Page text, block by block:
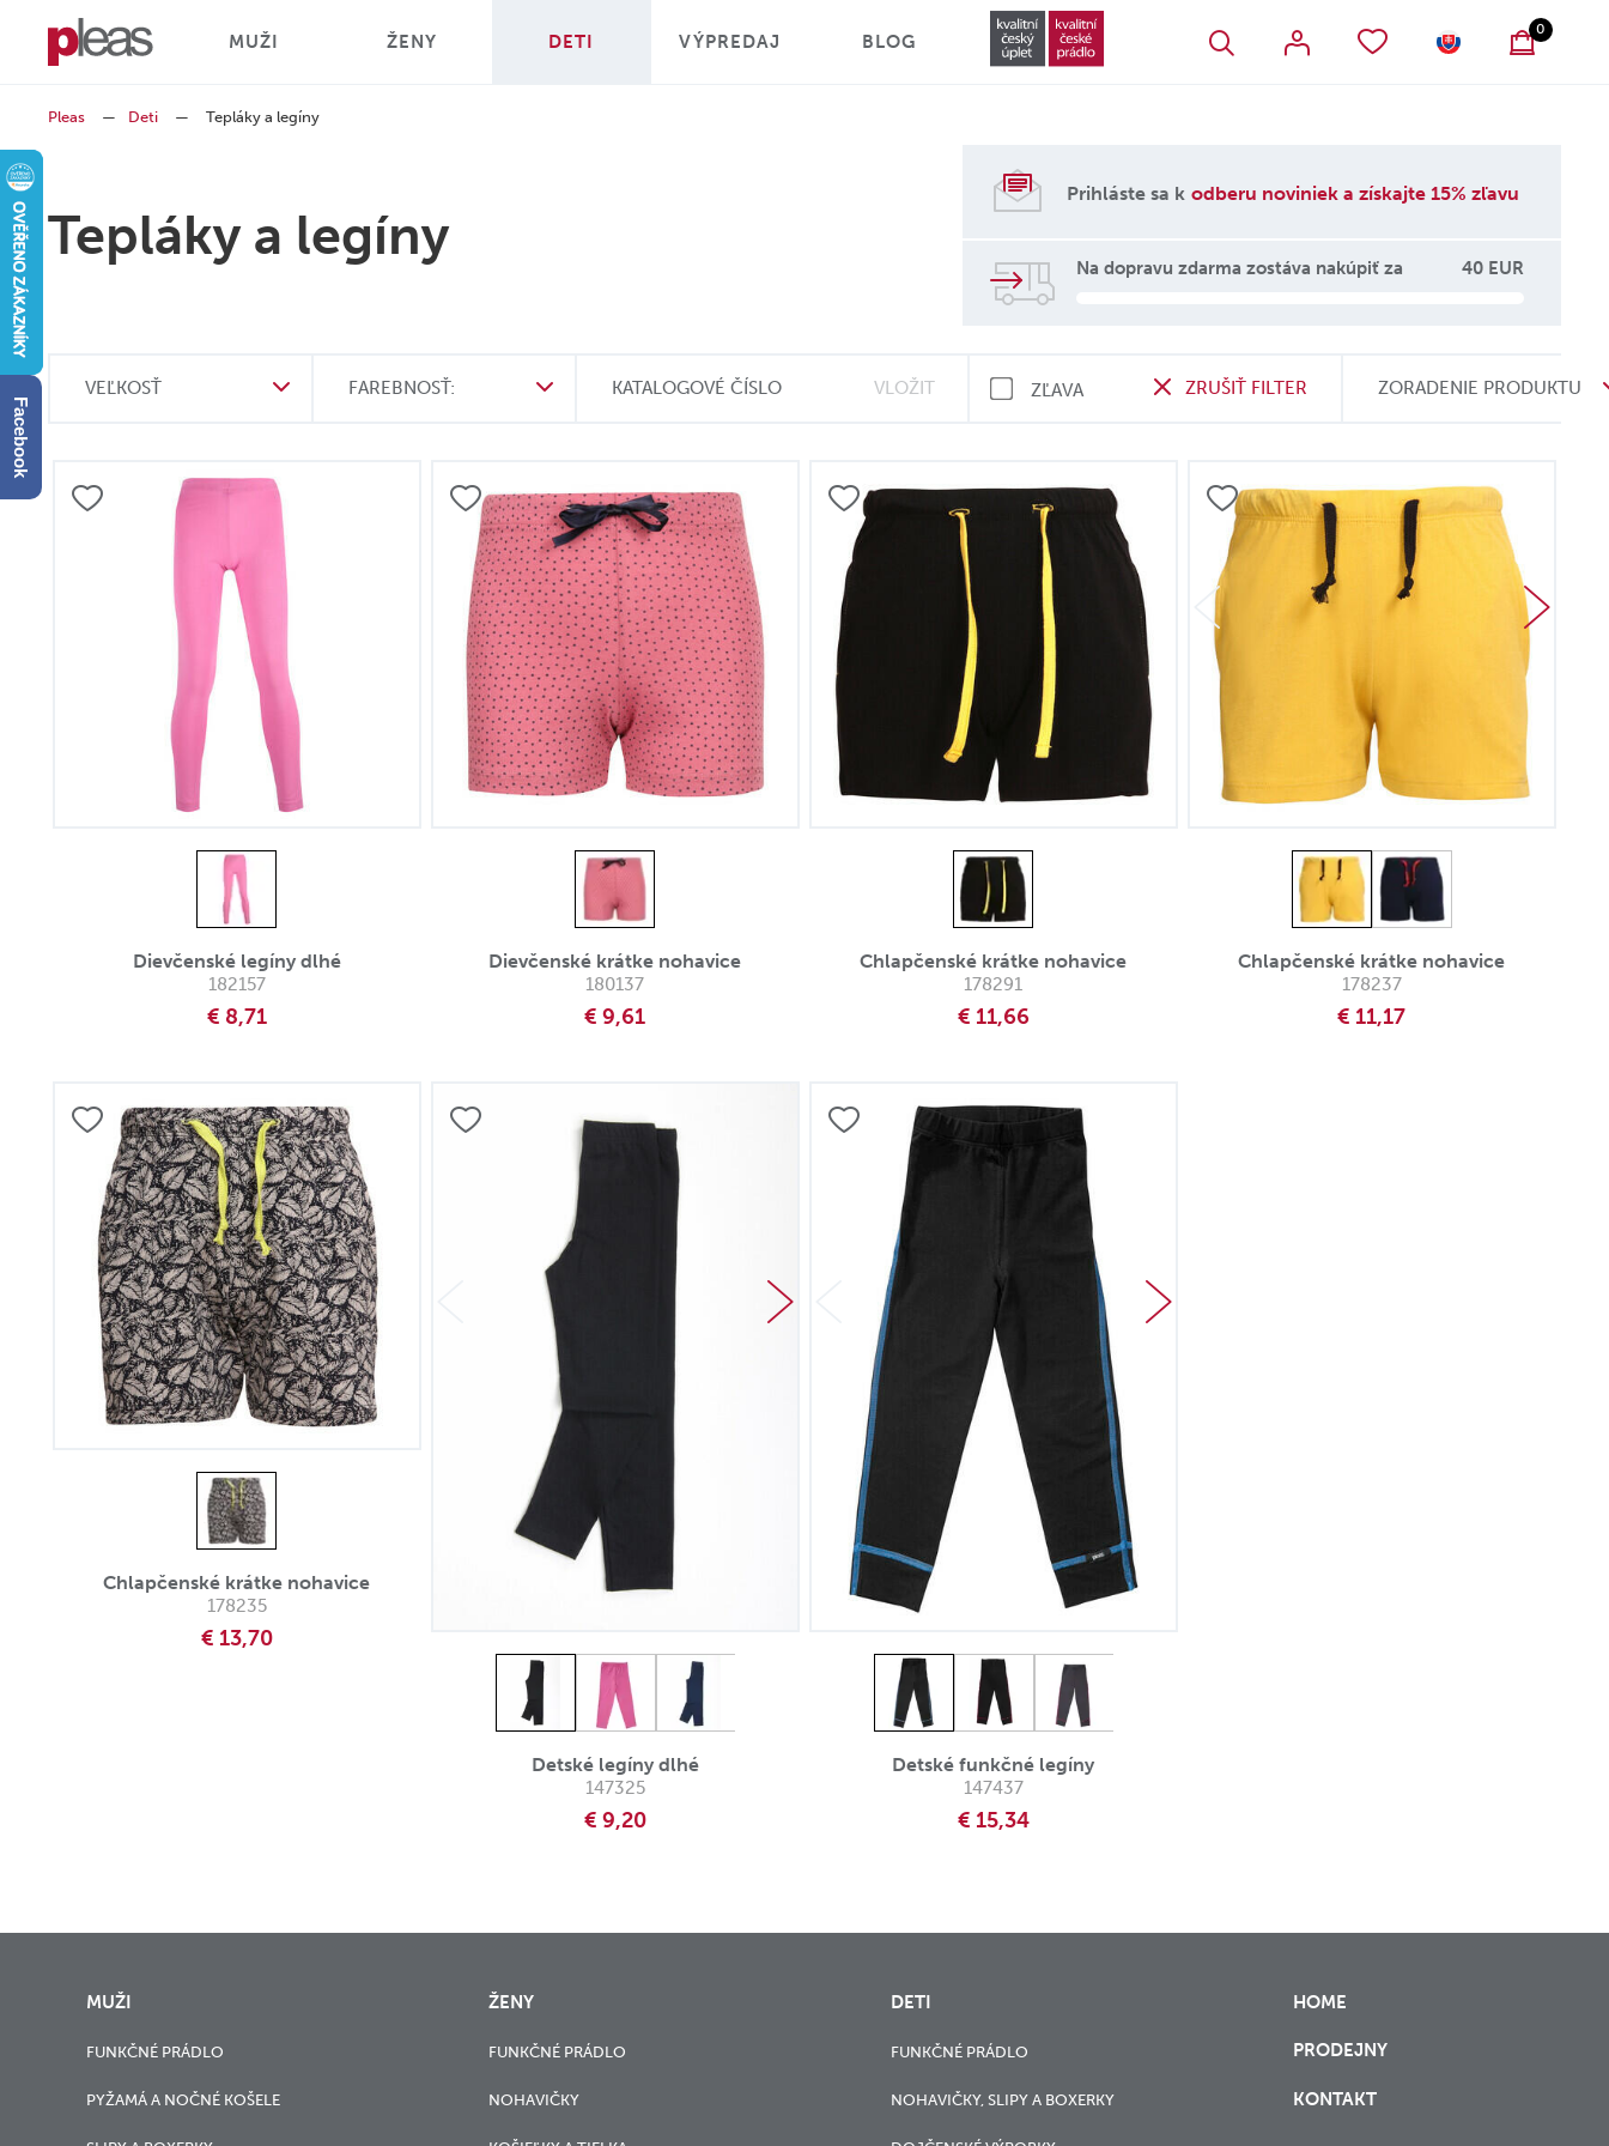
0
SLOVENSKO
MUŽI ŽENY DETI VÝPREDAJ BLOG
Pleas — Deti — Tepláky a legíny
Tepláky a legíny
Prihláste sa k odberu noviniek a získajte 15% zľavu
Na dopravu zdarma zostáva nakúpiť za 40 EUR
VEĽKOSŤ FAREBNOSŤ: KATALOGOVÉ ČÍSLO ZĽAVA ZRUŠIŤ FILTER ZORADENIE PRODUKTU
Dievčenské legíny dlhé
182157
€ 8,71
Dievčenské krátke nohavice
180137
€ 9,61
Chlapčenské krátke nohavice
178291
€ 11,66
Chlapčenské krátke nohavice
178237
€ 11,17
Chlapčenské krátke nohavice
178235
€ 13,70
Detské legíny dlhé
147325
€ 9,20
Detské funkčné legíny
147437
€ 15,34
MUŽI
FUNKČNÉ PRÁDLO
PYŽAMÁ A NOČNÉ KOŠELE
ŽENY
FUNKČNÉ PRÁDLO
NOHAVIČKY
DETI
FUNKČNÉ PRÁDLO
NOHAVIČKY, SLIPY A BOXERKY
HOME
PRODEJNY
KONTAKT
Facebook